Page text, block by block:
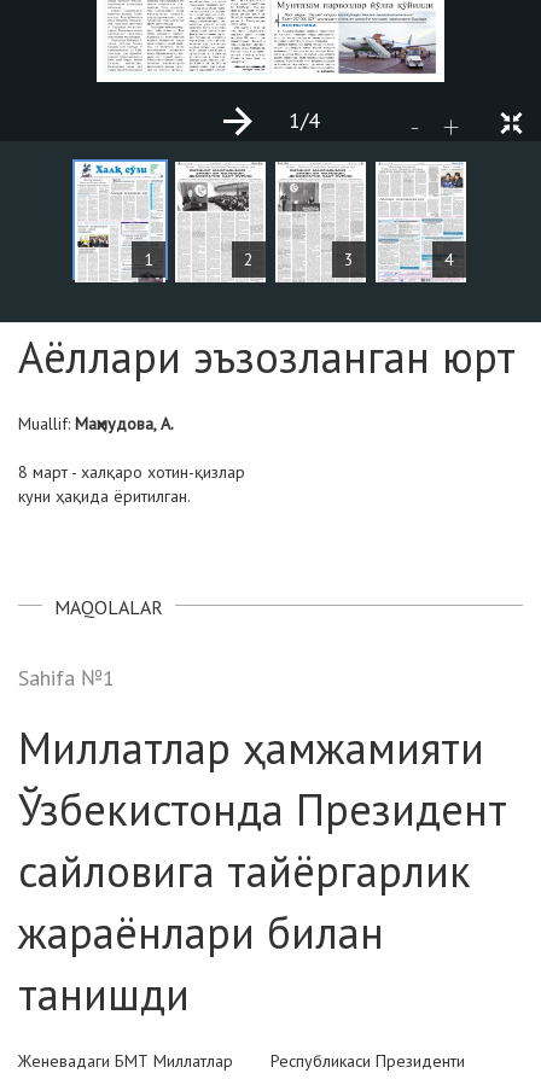
1 2 3 4
- +
1/4
MAQOLALAR
Sahifa №1
Аёллари эъзозланган юрт
Muallif: Маҳмудова, А.
8 март - халқаро хотин-қизлар
куни ҳақида ёритилган.
MAQOLALAR
Sahifa №1
Миллатлар ҳамжамияти
Ўзбекистонда Президент
сайловига тайёргарлик
жараёнлари билан
танишди
Женевадаги БМТ Миллатлар
Республикаси Президенти